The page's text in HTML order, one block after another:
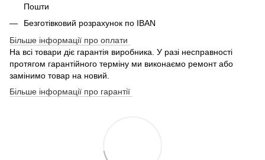
Пошти
Безготівковий розрахунок по IBAN
Більше інформації про оплати
На всі товари діє гарантія виробника. У разі несправності
протягом гарантійного терміну ми виконаємо ремонт або
замінимо товар на новий.
Більше інформації про гарантії